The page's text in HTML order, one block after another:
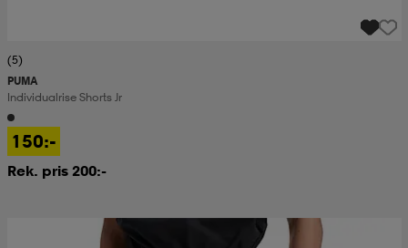
(5)
PUMA
Individualrise Shorts Jr
150:-
Rek. pris 200:-